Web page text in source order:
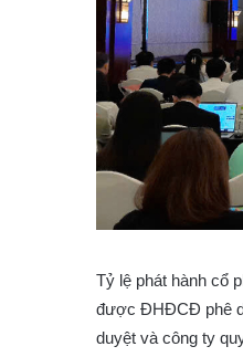
Tỷ lệ phát hành cổ
được ĐHĐCĐ phê
duyệt và công ty